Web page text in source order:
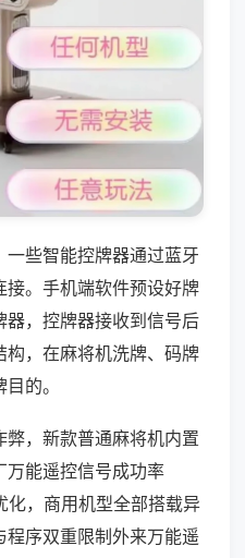
些智能控牌器通过蓝牙
接。手机端软件预设好牌
器，控牌器接收到信号后
，在麻将机洗牌、码牌
的。
，新款普通麻将机内置
万能遥控信号成功率
化，商用机型全部搭载异
程序双重限制外来万能遥